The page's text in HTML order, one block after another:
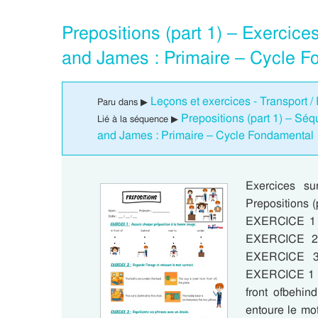
Prepositions (part 1) –
and James : Primaire – Cycle
Paru dans ▶ Leçons et exercices - Transport
Lié à la séquence ▶ Prepositions (part 1) –
and James : Primaire – Cycle Fondamental
Exercices
Prepositions
EXERCICE
EXERCICE
EXERCICE
EXERCICE
front
entoure le